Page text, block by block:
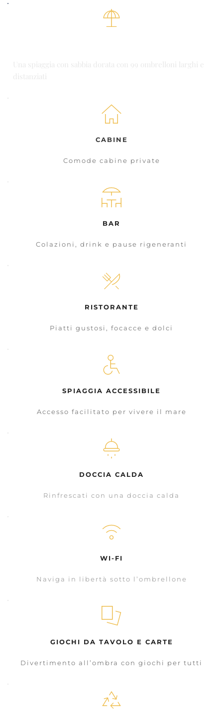
Una spiaggia con sabbia dorata con 99 ombrelloni larghi e
distanziati
CABINE
Comode cabine private
BAR
Colazioni, drink e pause rigeneranti
RISTORANTE
Piatti gustosi, focacce e dolci
SPIAGGIA ACCESSIBILE
Accesso facilitato per vivere il mare
DOCCIA CALDA
Rinfrescati con una doccia calda
WI-FI
Naviga in libertà sotto l’ombrellone
GIOCHI DA TAVOLO E CARTE
Divertimento all’ombra con giochi per tutti